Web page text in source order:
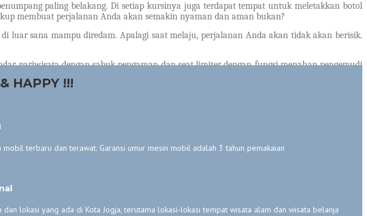
paling belakang. Di setiap kursinya juga terdapat tempat untuk meletakkan botol
membuat perjalanan Anda akan semakin nyaman dan aman bukan?
luar sana mampu diredam. Apalagi saat melaju, perjalanan Anda akan tidak akan berisik.
pariwisata dengan sabuk pengaman dan seat limiter dengan fungsi menahan pengemudi
HAPPY !!!
terbaru dan terawat. Garansi umur mesin mobil adalah 3 tahun pemakaian
lokasi yang ada di Kota Jogja, terutama lokasi-lokasi tempat wisata alam dan wisata belanja